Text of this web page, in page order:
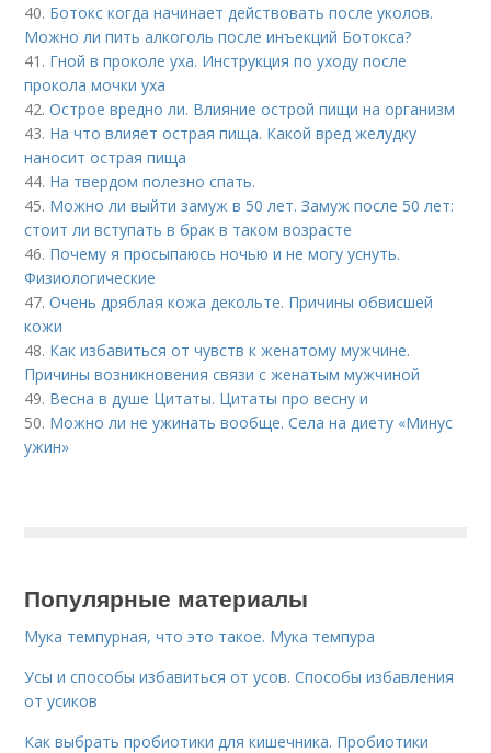
40. Ботокс когда начинает действовать после уколов.
Можно ли пить алкоголь после инъекций Ботокса?
41. Гной в проколе уха. Инструкция по уходу после
прокола мочки уха
42.Острое вредно ли. Влияние острой пищи на организм
43. На что влияет острая пища. Какой вред желудку
наносит острая пища
44. На твердом полезно спать.
45. Можно ли выйти замуж в 50 лет. Замуж после 50 лет:
стоит ли вступать в брак в таком возрасте
46. Почему я просыпаюсь ночью и не могу уснуть.
Физиологические
47.Очень дряблая кожа декольте. Причины обвисшей
кожи
48. Как избавиться от чувств к женатому мужчине.
Причины возникновения связи с женатым мужчиной
49. Весна в душе Цитаты. Цитаты про весну и
50. Можно ли не ужинать вообще. Села на диету «Минус
ужин»
Популярные материалы
Мука темпурная, что это такое. Мука темпура
Усы и способы избавиться от усов. Способы избавления
от усиков
Как выбрать пробиотики для кишечника. Пробиотики